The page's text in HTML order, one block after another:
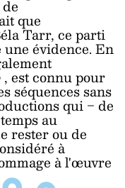
que
Tarr, ce parti
évidence. En
, est connu pour
séquences sans
qui ‒ de
au
rester ou de
à
à l'œuvre